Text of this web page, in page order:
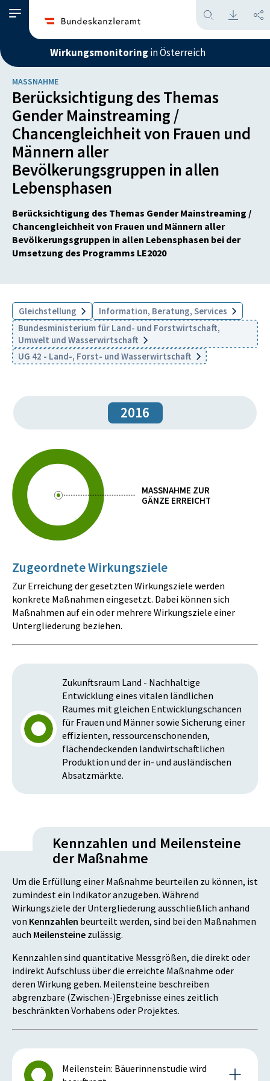
Wirkungsmonitoring in Österreich
MASSNAHME
Berücksichtigung des Themas
Gender Mainstreaming /
Chancengleichheit von Frauen und
Männern aller
Bevölkerungsgruppen in allen
Lebensphasen
Berücksichtigung des Themas Gender Mainstreaming /
Chancengleichheit von Frauen und Männern aller
Bevölkerungsgruppen in allen Lebensphasen bei der
Umsetzung des Programms LE2020
Gleichstellung
Information, Beratung, Services
Bundesministerium für Land- und Forstwirtschaft,
Umwelt und Wasserwirtschaft
UG 42 - Land-, Forst- und Wasserwirtschaft
2016
MASSNAHME ZUR
GÄNZE ERREICHT
Zugeordnete Wirkungsziele
Zur Erreichung der gesetzten Wirkungsziele werden
konkrete Maßnahmen eingesetzt. Dabei können sich
Maßnahmen auf ein oder mehrere Wirkungsziele einer
Untergliederung beziehen.
Zukunftsraum Land - Nachhaltige
Entwicklung eines vitalen ländlichen
Raumes mit gleichen Entwicklungschancen
für Frauen und Männer sowie Sicherung einer
effizienten, ressourcenschonenden,
flächendeckenden landwirtschaftlichen
Produktion und der in- und ausländischen
Absatzmärkte.
Kennzahlen und Meilensteine
der Maßnahme
Um die Erfüllung einer Maßnahme beurteilen zu können, ist
zumindest ein Indikator anzugeben. Während
Wirkungsziele der Untergliederung ausschließlich anhand
von Kennzahlen beurteilt werden, sind bei den Maßnahmen
auch Meilensteine zulässig.
Kennzahlen sind quantitative Messgrößen, die direkt oder
indirekt Aufschluss über die erreichte Maßnahme oder
deren Wirkung geben. Meilensteine beschreiben
abgrenzbare (Zwischen-)Ergebnisse eines zeitlich
beschränkten Vorhabens oder Projektes.
Meilenstein: Bäuerinnenstudie wird